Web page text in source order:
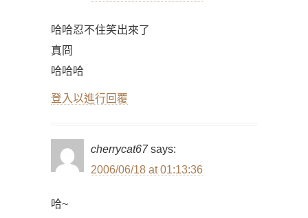
哈哈忍不住笑出來了
真冏
哈哈哈
登入以進行回覆
cherrycat67 says:
2006/06/18 at 01:13:36
哈~